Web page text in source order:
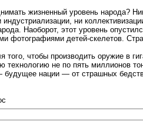
жизненный уровень народа?
ни
Наоборот, этот уровень
фотографиями детей-скелетов.
чтобы производить оружие
не по пять миллионов
нации — от страшных